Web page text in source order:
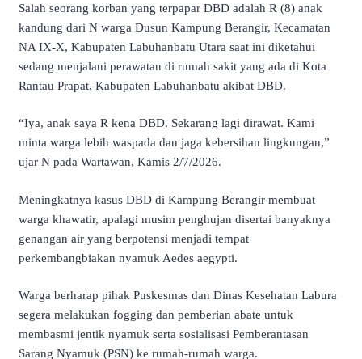
Salah seorang korban yang terpapar DBD adalah R (8) anak
kandung dari N warga Dusun Kampung Berangir, Kecamatan
NA IX-X, Kabupaten Labuhanbatu Utara saat ini diketahui
sedang menjalani perawatan di rumah sakit yang ada di Kota
Rantau Prapat, Kabupaten Labuhanbatu akibat DBD.
“Iya, anak saya R kena DBD. Sekarang lagi dirawat. Kami
minta warga lebih waspada dan jaga kebersihan lingkungan,”
ujar N pada Wartawan, Kamis 2/7/2026.
Meningkatnya kasus DBD di Kampung Berangir membuat
warga khawatir, apalagi musim penghujan disertai banyaknya
genangan air yang berpotensi menjadi tempat
perkembangbiakan nyamuk Aedes aegypti.
Warga berharap pihak Puskesmas dan Dinas Kesehatan Labura
segera melakukan fogging dan pemberian abate untuk
membasmi jentik nyamuk serta sosialisasi Pemberantasan
Sarang Nyamuk (PSN) ke rumah-rumah warga.